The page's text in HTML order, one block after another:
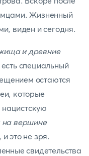
Жизненный
виден и сегодня.
и древние
специальный
остаются
которые
на вершине
это не зря.
свидетельства